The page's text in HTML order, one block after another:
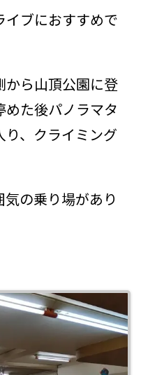
イブにおすすめで
から山頂公園に登
た後パノラマタ
り、クライミング
の乗り場があり